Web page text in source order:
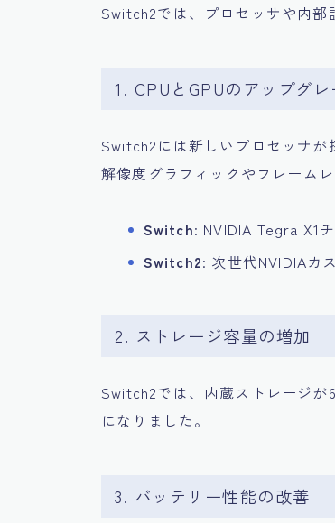
Switch2では、プロセッサや内部
1. CPUとGPUのアップグレ
Switch2には新しいプロセッサ
解像度グラフィックやフレーム
Switch: NVIDIA Tegra X1
Switch2: 次世代NVIDIAカ
2. ストレージ容量の増加
Switch2では、内蔵ストレージが
になりました。
3. バッテリー性能の改善